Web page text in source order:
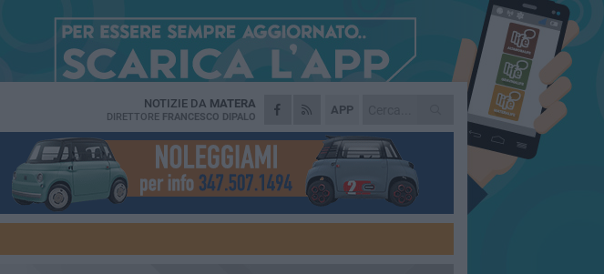
APP
NOTIZIE DA MATERA
DIRETTORE FRANCESCO DIPALO